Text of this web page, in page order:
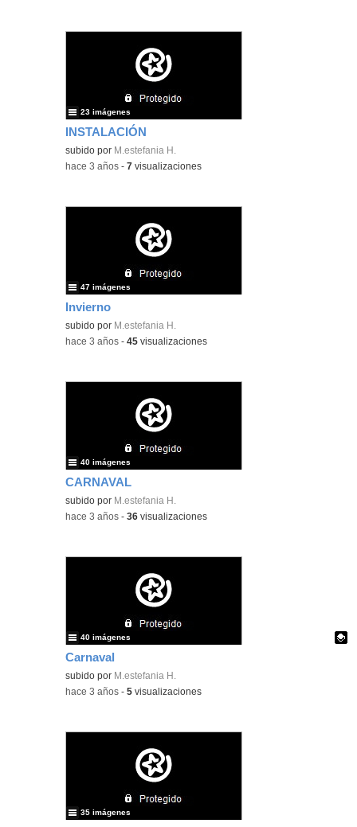
INSTALACIÓN
subido por M.estefania H.
23 imágenes
-hace 3 años -7 visualizaciones
Invierno
subido por M.estefania H.
47 imágenes
-hace 3 años -45 visualizaciones
CARNAVAL
subido por M.estefania H.
40 imágenes
-hace 3 años -36 visualizaciones
Carnaval
Contenido educativo.
subido por M.estefania H.
40 imágenes
-hace 3 años -5 visualizaciones
35 imágenes